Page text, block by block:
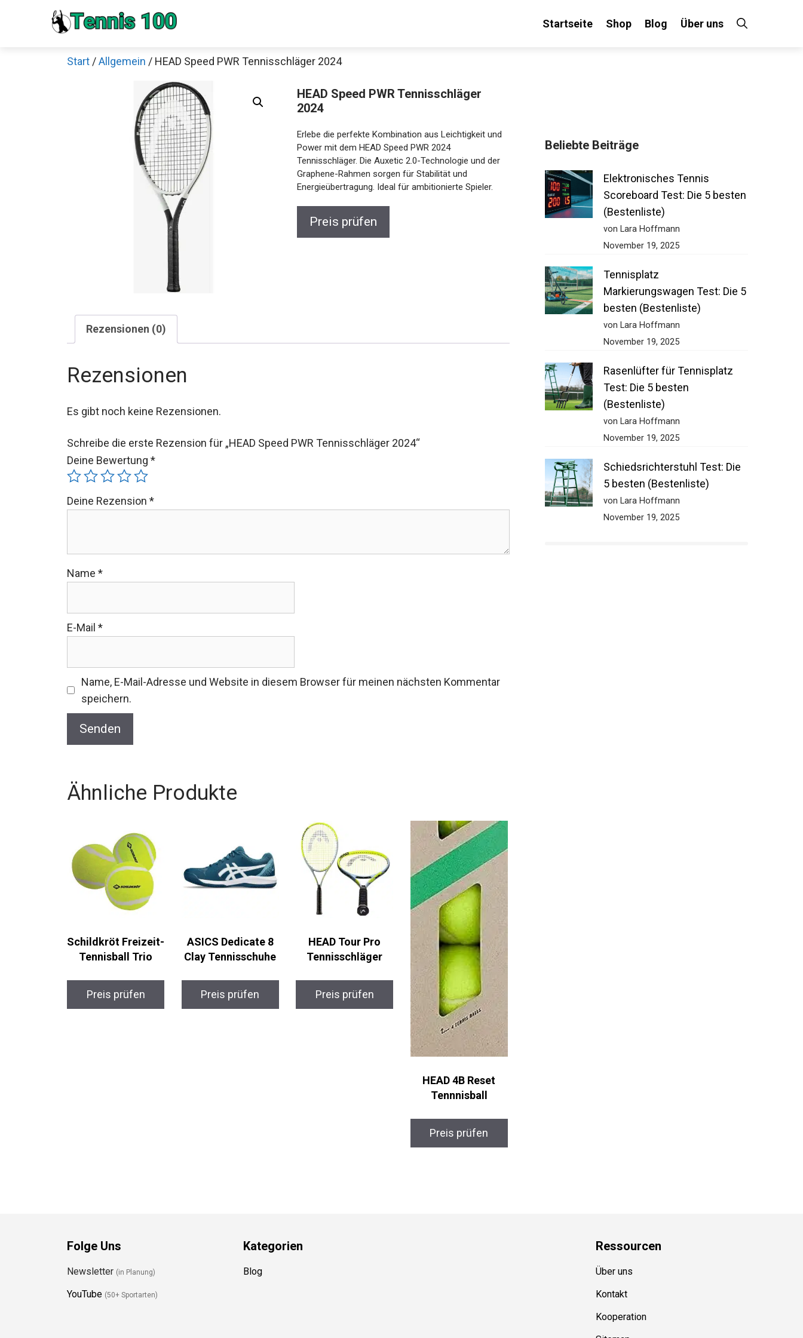
Startseite Shop Blog Über uns
Start /Allgemein / HEAD Speed PWR Tennisschläger 2024
HEAD Speed PWR Tennisschläger
2024
Erlebe die perfekte Kombination aus Leichtigkeit und
Power mit dem HEAD Speed PWR 2024
Tennisschläger. Die Auxetic 2.0-Technologie und der
Graphene-Rahmen sorgen für Stabilität und
Energieübertragung. Ideal für ambitionierte Spieler.
Preis prüfen
Rezensionen (0)
Rezensionen
Es gibt noch keine Rezensionen.
Schreibe die erste Rezension für „HEAD Speed PWR Tennisschläger 2024“
Deine Bewertung *
Deine Rezension *
Name *
E-Mail *
Name, E-Mail-Adresse und Website in diesem Browser für meinen nächsten Kommentar
speichern.
Ähnliche Produkte
Schildkröt Freizeit-
Tennisball Trio
Preis prüfen
ASICS Dedicate 8
Clay Tennisschuhe
Preis prüfen
HEAD Tour Pro
Tennisschläger
Preis prüfen
HEAD 4B Reset
Tennnisball
Preis prüfen
Beliebte Beiträge
Elektronisches Tennis
Scoreboard Test: Die 5 besten
(Bestenliste)
von Lara Hoffmann
November 19, 2025
Tennisplatz
Markierungswagen Test: Die 5
besten (Bestenliste)
von Lara Hoffmann
November 19, 2025
Rasenlüfter für Tennisplatz
Test: Die 5 besten
(Bestenliste)
von Lara Hoffmann
November 19, 2025
Schiedsrichterstuhl Test: Die
5 besten (Bestenliste)
von Lara Hoffmann
November 19, 2025
Folge Uns
Newsletter (in Planung)
YouTube (50+ Sportarten)
Kategorien
Blog
Ressourcen
Über uns
Kontakt
Kooperation